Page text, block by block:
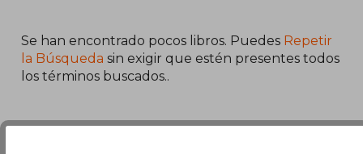
Se han encontrado pocos libros. Puedes Repetir
la Búsqueda sin exigir que estén presentes todos
los términos buscados..